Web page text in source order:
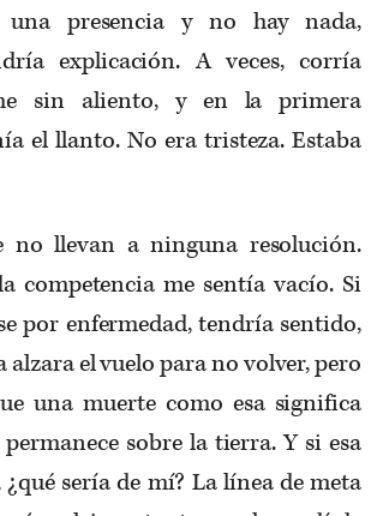
una presencia y no hay nada,
explicación. A veces, corría
sin aliento, y en la primera
el llanto. No era tristeza. Estaba
no llevan a ninguna resolución.
competencia me sentía vacío. Si
por enfermedad, tendría sentido,
el vuelo para no volver, pero
una muerte como esa significa
sobre la tierra. Y si esa
sería de mí? La línea de meta